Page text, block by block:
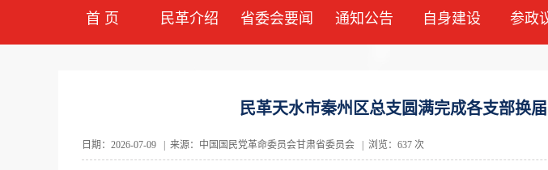
首 页 民革介绍 省委会要闻 通知公告 自身建设 参政
民革天水市秦州区总支圆满完成各支部换
日期：2026-07-09 | 来源：中国国民党革命委员会甘肃省委员会 | 浏览：637 次